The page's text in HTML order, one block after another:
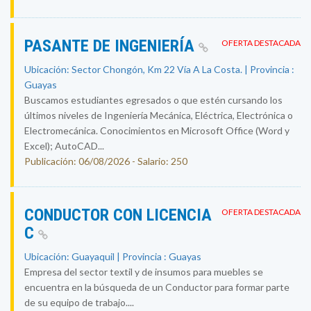
OFERTA DESTACADA
PASANTE DE INGENIERÍA
Ubicación: Sector Chongón, Km 22 Vía A La Costa. | Provincia :
Guayas
Buscamos estudiantes egresados o que estén cursando los
últimos niveles de Ingeniería Mecánica, Eléctrica, Electrónica o
Electromecánica. Conocimientos en Microsoft Office (Word y
Excel); AutoCAD...
Publicación: 06/08/2026 - Salario: 250
OFERTA DESTACADA
CONDUCTOR CON LICENCIA
C
Ubicación: Guayaquil | Provincia : Guayas
Empresa del sector textil y de insumos para muebles se
encuentra en la búsqueda de un Conductor para formar parte
de su equipo de trabajo....